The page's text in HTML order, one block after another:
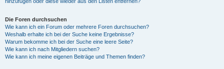
Die Foren durchsuchen
Wie kann ich ein Forum oder mehrere Foren durchsuchen?
Weshalb erhalte ich bei der Suche keine Ergebnisse?
Warum bekomme ich bei der Suche eine leere Seite?
Wie kann ich nach Mitgliedern suchen?
Wie kann ich meine eigenen Beiträge und Themen finden?